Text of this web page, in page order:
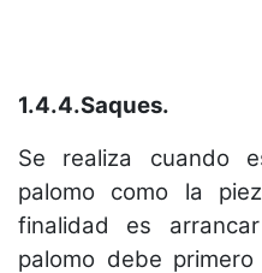
1.4.4.Saques.
Se realiza cuando
palomo como la
finalidad es
palomo debe